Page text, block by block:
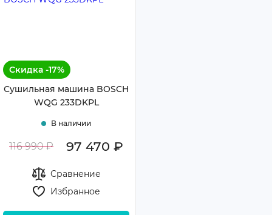
Скидка -17%
Сушильная машина BOSCH
WQG 233DKPL
В наличии
116 990 ₽ 97 470 ₽
Сравнение
Избранное